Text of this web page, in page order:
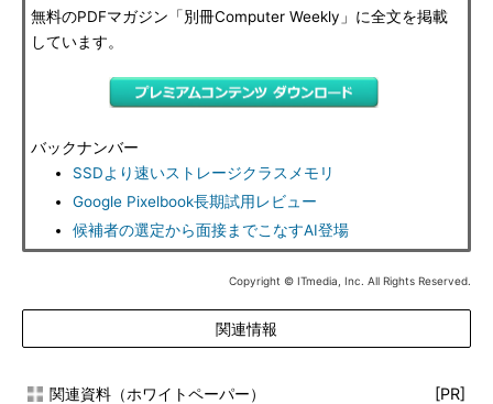
無料のPDFマガジン「別冊Computer Weekly」に全文を掲載
しています。
バックナンバー
SSDより速いストレージクラスメモリ
Google Pixelbook長期試用レビュー
候補者の選定から面接までこなすAI登場
Copyright © ITmedia, Inc. All Rights Reserved.
関連情報
関連資料（ホワイトペーパー） [PR]